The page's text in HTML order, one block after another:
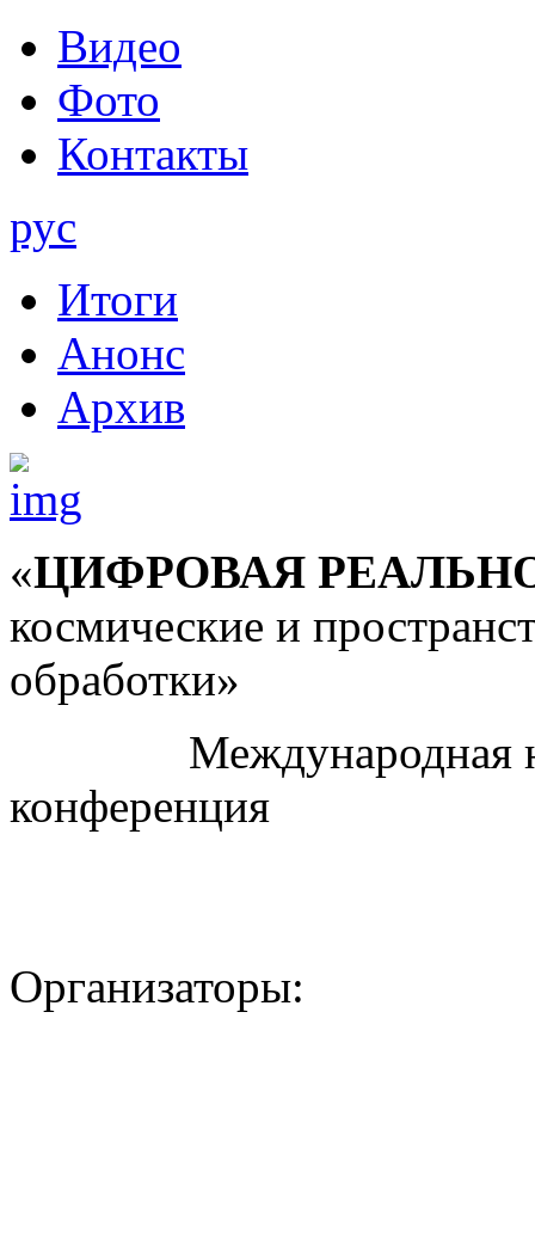
Видео
Фото
Контакты
рус
Итоги
Анонс
Архив
«ЦИФРОВАЯ
космические и
обработки»
Международная
конференция
Организаторы: